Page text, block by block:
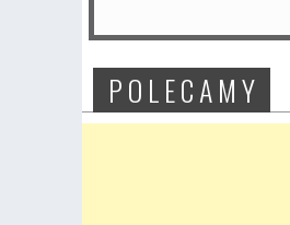
P O L E C A M Y